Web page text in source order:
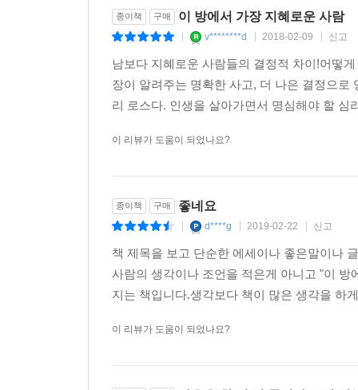
종이책 구매 이 방에서 가장 지혜로운 사람
v********d 2018-02-09 신고
남보다 지혜로운 사람들의 결정적 차이!어떻
장이 알려주는 명확한 사고, 더 나은 결정으로
리 로스다. 인생을 살아가면서 명심해야 할
이 리뷰가 도움이 되었나요?
종이책 구매 좋네요
d****g 2019-02-22 신고
책 제목을 보고 단순한 에세이나 좋은말이나
사람의 생각이나 조언을 적은게 아니고 "이
지는 책입니다.생각보다 책이 많은 생각을 하
이 리뷰가 도움이 되었나요?